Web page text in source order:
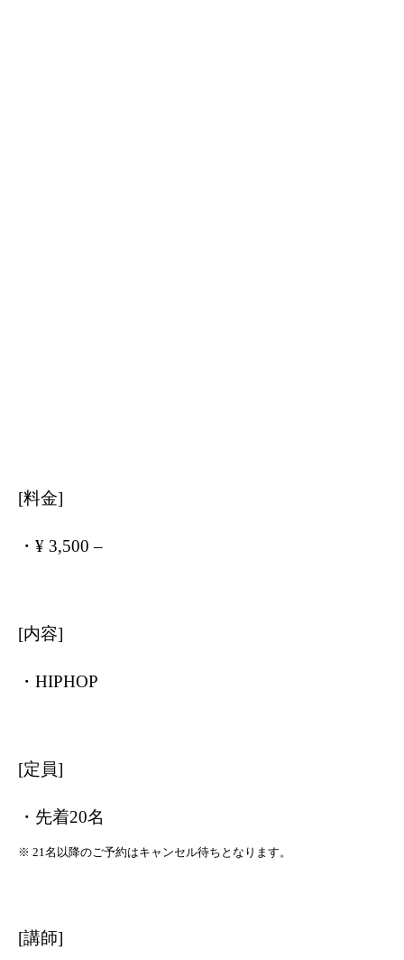
[料金]
・¥ 3,500 –
[内容]
・HIPHOP
[定員]
・先着20名
※ 21名以降のご予約はキャンセル待ちとなります。
[講師]